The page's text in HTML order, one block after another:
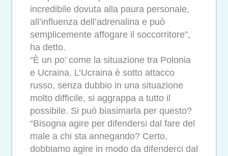
incredibile dovuta alla paura personale,
all’influenza dell’adrenalina e può
semplicemente affogare il soccorritore”,
ha detto.
“È un po’ come la situazione tra Polonia
e Ucraina. L’Ucraina è sotto attacco
russo, senza dubbio in una situazione
molto difficile, si aggrappa a tutto il
possibile. Si può biasimarla per questo?
“Bisogna agire per difendersi dal fare del
male a chi sta annegando? Certo,
dobbiamo agire in modo da difenderci dal